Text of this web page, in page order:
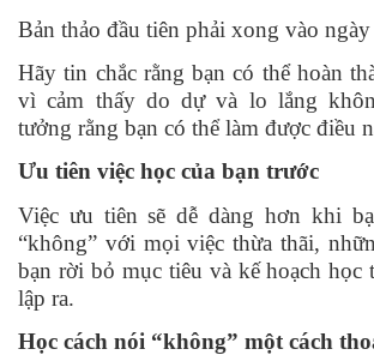
Bản thảo đầu tiên phải xong vào ngày
Hãy tin chắc rằng bạn có thể hoàn
vì cảm thấy do dự và lo lắng
tưởng rằng bạn có thể làm được điều
Ưu tiên việc học của bạn trước
Việc ưu tiên sẽ dễ dàng hơn khi
“không” với mọi việc thừa thãi,
bạn rời bỏ mục tiêu và kế hoạch học
lập ra.
Học cách nói “không” một cách